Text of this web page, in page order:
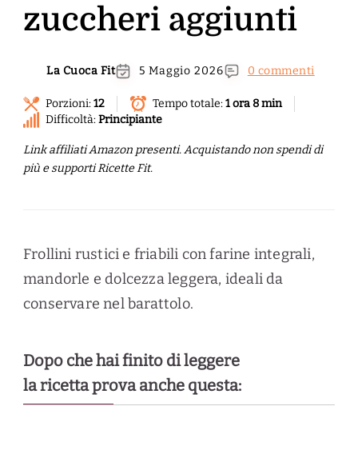
zuccheri aggiunti
La Cuoca Fit 5 Maggio 2026 0 commenti
Porzioni:12 Tempo totale:1 ora 8 min
Difficoltà:Principiante
Link affiliati Amazon presenti. Acquistando non spendi di
più e supporti Ricette Fit.
Frollini rustici e friabili con farine integrali,
mandorle e dolcezza leggera, ideali da
conservare nel barattolo.
Dopo che hai finito di leggere
la ricetta prova anche questa: